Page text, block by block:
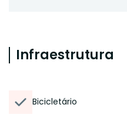
Infraestrutura
Bicicletário